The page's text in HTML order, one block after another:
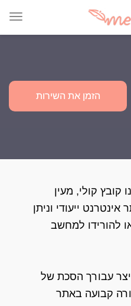
הזמן את השירות
קולי, מעין
ייעודי וניתן
להורידו למחשב
עבורך הסכת של
בצורה קבועה באתר